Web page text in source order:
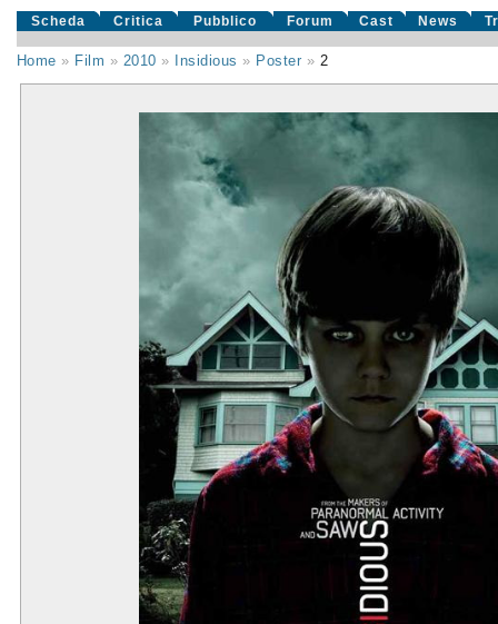
Scheda Critica Pubblico Forum Cast News
Home » Film » 2010 » Insidious » Poster » 2